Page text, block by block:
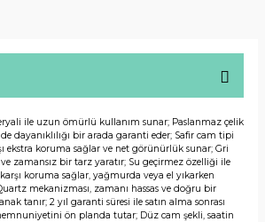
ile uzun ömürlü kullanım sunar; Paslanmaz çelik
dayanıklılığı bir arada garanti eder; Safir cam tipi
ekstra koruma sağlar ve net görünürlük sunar; Gri
zamansız bir tarz yaratır; Su geçirmez özelliği ile
koruma sağlar, yağmurda veya el yıkarken
mekanizması, zamanı hassas ve doğru bir
tanır; 2 yıl garanti süresi ile satın alma sonrası
ön planda tutar; Düz cam şekli, saatin